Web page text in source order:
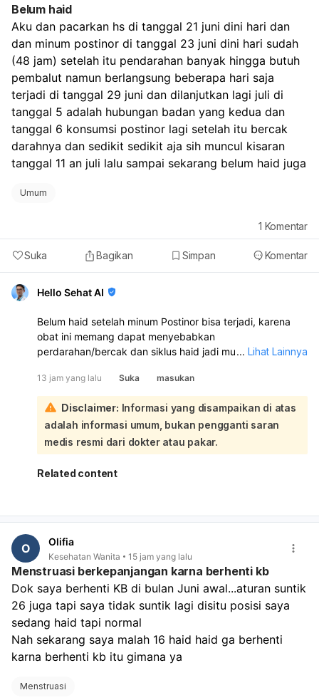
Belum haid
Aku dan pacarkan hs di tanggal 21 juni dini hari dan
dan minum postinor di tanggal 23 juni dini hari sudah
(48 jam) setelah itu pendarahan banyak hingga butuh
pembalut namun berlangsung beberapa hari saja
terjadi di tanggal 29 juni dan dilanjutkan lagi juli di
tanggal 5 adalah hubungan badan yang kedua dan
tanggal 6 konsumsi postinor lagi setelah itu bercak
darahnya dan sedikit sedikit aja sih muncul kisaran
tanggal 11 an juli lalu sampai sekarang belum haid juga
Umum
Suka Bagikan Simpan Komentar
1 Komentar
Hello Sehat AI
Belum haid setelah minum Postinor bisa terjadi, karena
obat ini memang dapat menyebabkan
perdarahan/bercak dan siklus haid jadi mundur atau tidak
lagi tanggal 5 Juli, tetap ada kemungkinan hamil.
Sebaiknya lakukan tes kehamilan sekarang, terutama
kalau haid sudah terlambat. Kalau hasilnya negatif tapi
haid tetap belum datang, ulangi 1 minggu kemudian atau
periksakan ke dokter kandungan. Segera periksa juga
bila perdarahannya sangat banyak, nyeri hebat, atau ada
keputihan berbau/ gatal.
... Lihat Lainnya
13 jam yang lalu Suka masukan
Disclaimer: Informasi yang disampaikan di atas
adalah informasi umum, bukan pengganti saran
medis resmi dari dokter atau pakar.
Related content
O Olifia
Kesehatan Wanita 15 jam yang lalu
Menstruasi berkepanjangan karna berhenti kb
Dok saya berhenti KB di bulan Juni awal...aturan suntik
26 juga tapi saya tidak suntik lagi disitu posisi saya
sedang haid tapi normal
Nah sekarang saya malah 16 haid haid ga berhenti
karna berhenti kb itu gimana ya
Menstruasi